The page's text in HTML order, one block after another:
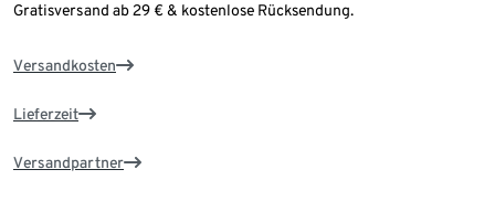
Gratisversand ab 29 € & kostenlose Rücksendung.
Versandkosten
Lieferzeit
Versandpartner